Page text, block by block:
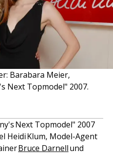
Barabara Meier,
Next Topmodel" 2007.
Next Topmodel" 2007
Heidi Klum, Model-Agent
Bruce Darnellund